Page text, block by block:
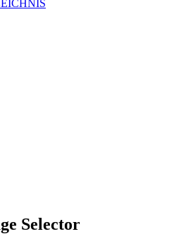
Selector